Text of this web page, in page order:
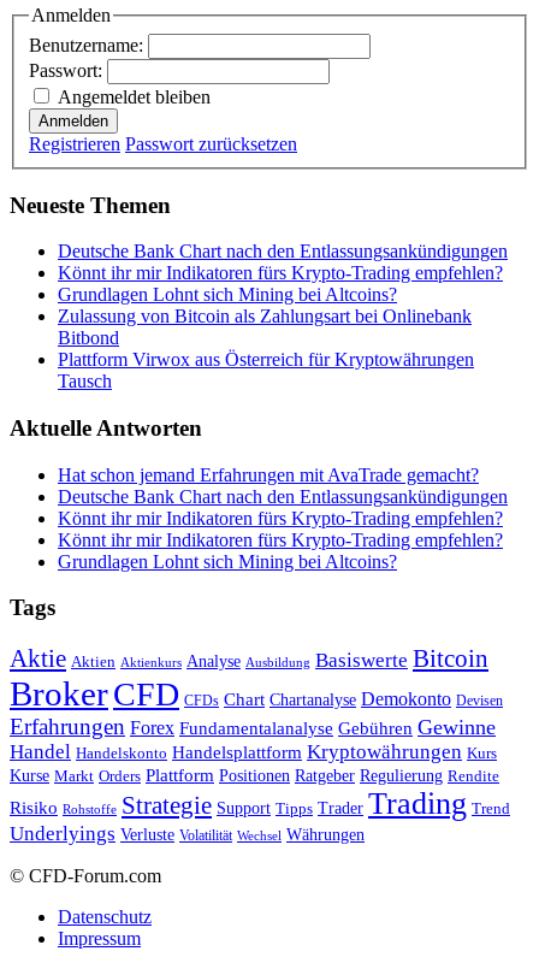
Anmelden
Benutzername:
Passwort:
Angemeldet bleiben
Anmelden
Registrieren Passwort zurücksetzen
Neueste Themen
Deutsche Bank Chart nach den Entlassungsankündigungen
Könnt ihr mir Indikatoren fürs Krypto-Trading empfehlen?
Grundlagen Lohnt sich Mining bei Altcoins?
Zulassung von Bitcoin als Zahlungsart bei Onlinebank
Bitbond
Plattform Virwox aus Österreich für Kryptowährungen
Tausch
Aktuelle Antworten
Hat schon jemand Erfahrungen mit AvaTrade gemacht?
Deutsche Bank Chart nach den Entlassungsankündigungen
Könnt ihr mir Indikatoren fürs Krypto-Trading empfehlen?
Könnt ihr mir Indikatoren fürs Krypto-Trading empfehlen?
Grundlagen Lohnt sich Mining bei Altcoins?
Tags
Aktie Aktien Aktienkurs Analyse Ausbildung Basiswerte Bitcoin
BrokerCFD CFDs Chart Chartanalyse Demokonto Devisen
Erfahrungen Forex Fundamentalanalyse Gebühren Gewinne
Handel Handelskonto Handelsplattform Kryptowährungen Kurs
Kurse Markt Orders Plattform Positionen Ratgeber Regulierung Rendite
Risiko Rohstoffe Strategie Support Tipps Trader Trading Trend
Underlyings Verluste Volatilität Wechsel Währungen
© CFD-Forum.com
Datenschutz
Impressum